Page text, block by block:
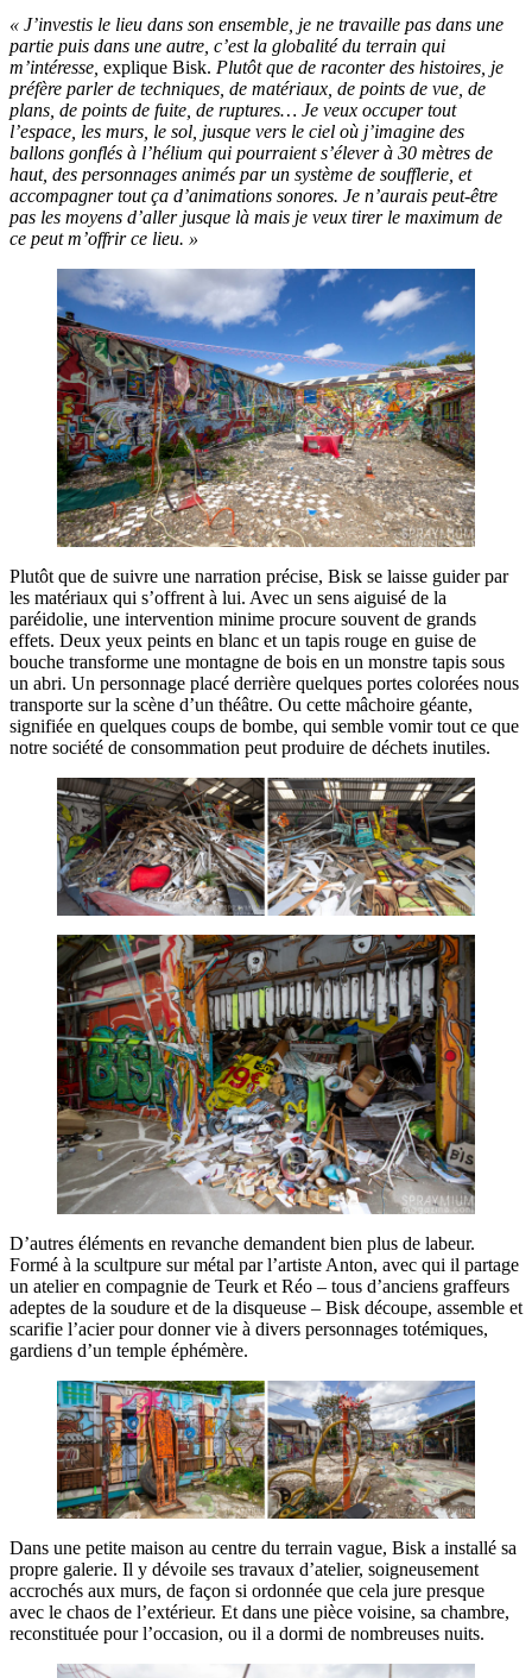
« J’investis le lieu dans son ensemble, je ne travaille pas dans une
partie puis dans une autre, c’est la globalité du terrain qui
m’intéresse, explique Bisk. Plutôt que de raconter des histoires, je
préfère parler de techniques, de matériaux, de points de vue, de
plans, de points de fuite, de ruptures… Je veux occuper tout
l’espace, les murs, le sol, jusque vers le ciel où j’imagine des
ballons gonflés à l’hélium qui pourraient s’élever à 30 mètres de
haut, des personnages animés par un système de soufflerie, et
accompagner tout ça d’animations sonores. Je n’aurais peut-être
pas les moyens d’aller jusque là mais je veux tirer le maximum de
ce peut m’offrir ce lieu. »
Plutôt que de suivre une narration précise, Bisk se laisse guider par
les matériaux qui s’offrent à lui. Avec un sens aiguisé de la
paréidolie, une intervention minime procure souvent de grands
effets. Deux yeux peints en blanc et un tapis rouge en guise de
bouche transforme une montagne de bois en un monstre tapis sous
un abri. Un personnage placé derrière quelques portes colorées nous
transporte sur la scène d’un théâtre. Ou cette mâchoire géante,
signifiée en quelques coups de bombe, qui semble vomir tout ce que
notre société de consommation peut produire de déchets inutiles.
D’autres éléments en revanche demandent bien plus de labeur.
Formé à la scultpure sur métal par l’artiste Anton, avec qui il partage
un atelier en compagnie de Teurk et Réo – tous d’anciens graffeurs
adeptes de la soudure et de la disqueuse – Bisk découpe, assemble et
scarifie l’acier pour donner vie à divers personnages totémiques,
gardiens d’un temple éphémère.
Dans une petite maison au centre du terrain vague, Bisk a installé sa
propre galerie. Il y dévoile ses travaux d’atelier, soigneusement
accrochés aux murs, de façon si ordonnée que cela jure presque
avec le chaos de l’extérieur. Et dans une pièce voisine, sa chambre,
reconstituée pour l’occasion, ou il a dormi de nombreuses nuits.